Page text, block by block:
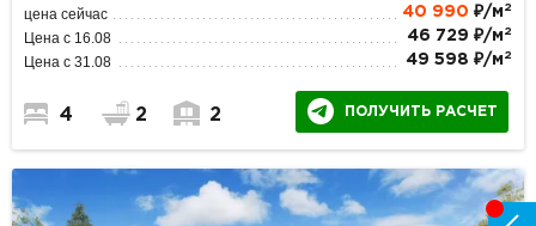
цена сейчас 40 990 ₽/м 2
Цена с 16.08 46 729 ₽/м 2
Цена с 31.08 49 598 ₽/м 2
4 2 2 ПОЛУЧИТЬ РАСЧЕТ